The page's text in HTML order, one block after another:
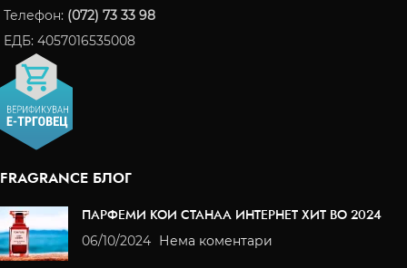
Телефон: (072) 73 33 98
ЕДБ: 4057016535008
FRAGRANCE БЛОГ
ПАРФЕМИ КОИ СТАНАА ИНТЕРНЕТ ХИТ ВО 2024
06/10/2024 Нема коментари